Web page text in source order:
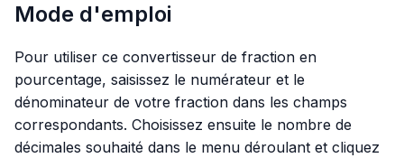
Mode d'emploi
Pour utiliser ce convertisseur de fraction en
pourcentage, saisissez le numérateur et le
dénominateur de votre fraction dans les champs
correspondants. Choisissez ensuite le nombre de
décimales souhaité dans le menu déroulant et cliquez